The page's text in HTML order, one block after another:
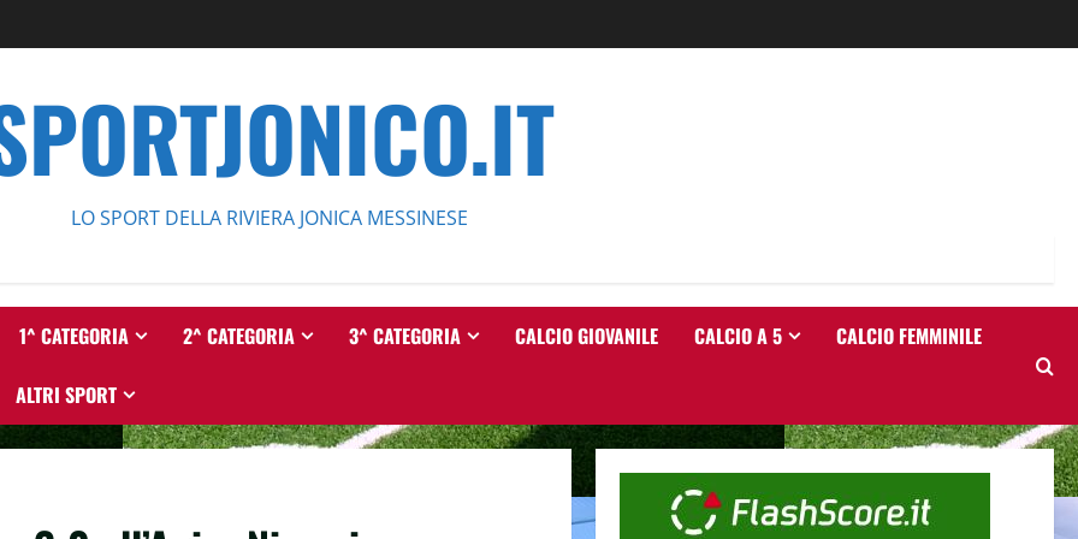
LO SPORT DELLA RIVIERA JONICA MESSINESE
1^ CATEGORIA 2^ CATEGORIA 3^ CATEGORIA CALCIO GIOVANILE CALCIO A 5 CALCIO FEMMINILE
ALTRI SPORT